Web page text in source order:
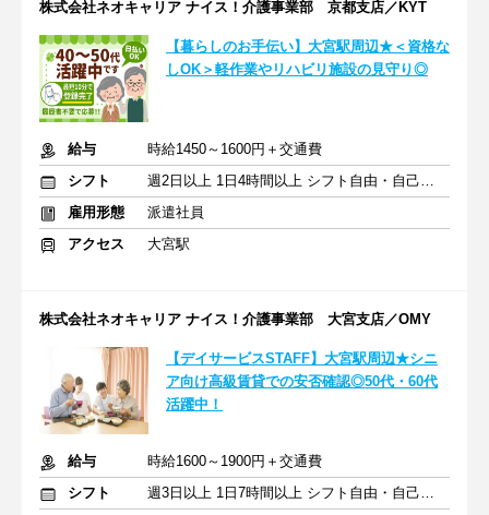
株式会社ネオキャリア ナイス！介護事業部 京都支店／KYT
【暮らしのお手伝い】大宮駅周辺★＜資格な
しOK＞軽作業やリハビリ施設の見守り◎
給与
時給1450～1600円＋交通費
シフト
週2日以上 1日4時間以上 シフト自由・自己申告
雇用形態
派遣社員
アクセス
大宮駅
株式会社ネオキャリア ナイス！介護事業部 大宮支店／OMY
【デイサービスSTAFF】大宮駅周辺★シニ
ア向け高級賃貸での安否確認◎50代・60代
活躍中！
給与
時給1600～1900円＋交通費
シフト
週3日以上 1日7時間以上 シフト自由・自己申告